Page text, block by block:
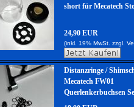
short für Mecatech
24,90 EUR
(inkl. 19% MwSt. zzgl.
Distanzringe /
Mecatech FW01
Querlenkerbuchsen